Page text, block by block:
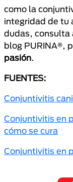
como la
integridad de tu
dudas, consulta
blog PURINA®,
pasión.
FUENTES:
Conjuntivitis
Conjuntivitis en
cómo se cura
Conjuntivitis en